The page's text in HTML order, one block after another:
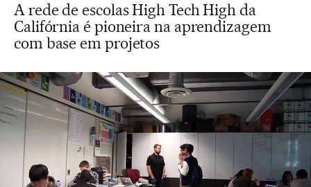
A rede de escolas High Tech High da
Califórnia é pioneira na aprendizagem
com base em projetos